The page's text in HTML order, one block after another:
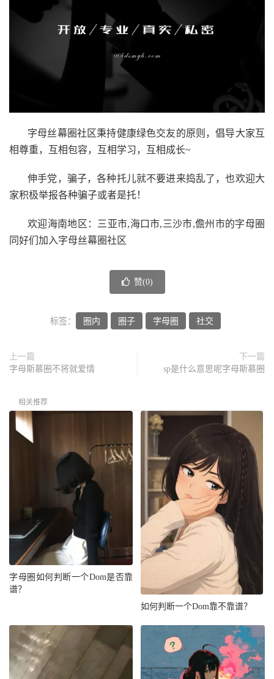
字母丝幕圈社区秉持健康绿色交友的原则，倡导大家互
相尊重，互相包容，互相学习，互相成长~
伸手党，骗子，各种托儿就不要进来捣乱了，也欢迎大
家积极举报各种骗子或者是托！
欢迎海南地区：三亚市,海口市,三沙市,儋州市的字母圈
同好们加入字母丝幕圈社区
赞(0)
标签： 圈内 圈子 字母圈 社交
上一篇
字母斯慕圈不将就爱情
下一篇
sp是什么意思呢字母斯慕圈
相关推荐
字母圈如何判断一个Dom是否靠
谱？
如何判断一个Dom靠不靠谱？